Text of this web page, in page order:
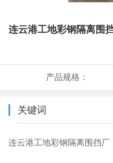
连云港工地彩钢隔离围
产品规格：
关键词
连云港工地彩钢隔离围挡厂